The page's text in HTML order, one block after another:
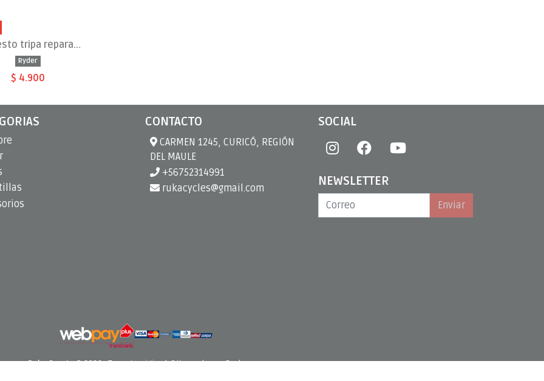
Repuesto tripa reparación
Ryder
$ 4.900
CONTACTO
CARMEN 1245, CURICÓ, REGIÓN
DEL MAULE
+56752314991
rukacycles@gmail.com
SOCIAL
NEWSLETTER
Enviar
Ruka Sports © 2026¿Te gusta mi tienda? Yo vendo conBsale